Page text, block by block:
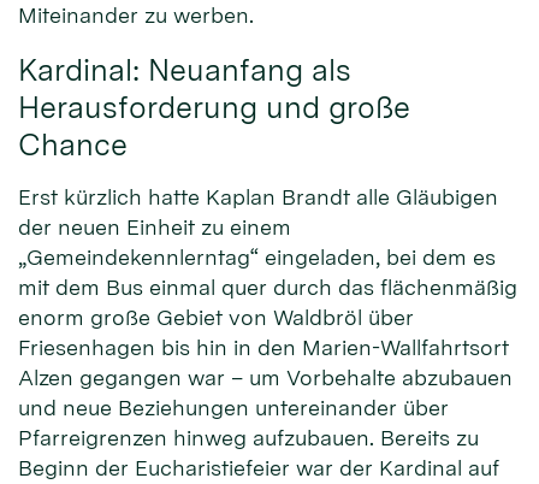
Miteinander zu werben.
Kardinal: Neuanfang als
Herausforderung und große
Chance
Erst kürzlich hatte Kaplan Brandt alle Gläubigen
der neuen Einheit zu einem
„Gemeindekennlerntag“ eingeladen, bei dem es
mit dem Bus einmal quer durch das flächenmäßig
enorm große Gebiet von Waldbröl über
Friesenhagen bis hin in den Marien-Wallfahrtsort
Alzen gegangen war – um Vorbehalte abzubauen
und neue Beziehungen untereinander über
Pfarreigrenzen hinweg aufzubauen. Bereits zu
Beginn der Eucharistiefeier war der Kardinal auf